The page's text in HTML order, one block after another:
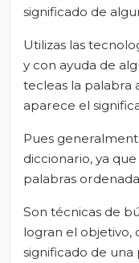
significado de
Utilizas las
y con ayuda de
tecleas la palabra
aparece el
Pues
diccionario, ya
palabras
Son técnicas de
logran el objetivo,
significado de una